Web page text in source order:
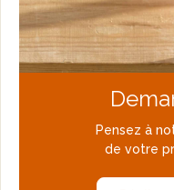
Pensez à
de votre